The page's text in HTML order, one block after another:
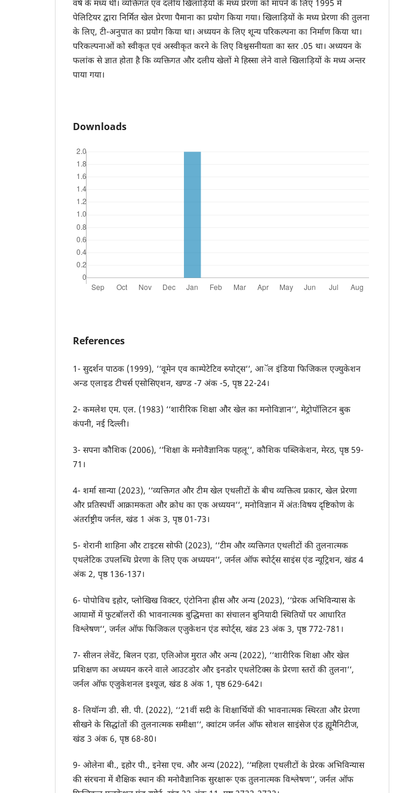
वर्ष के मध्य थी। व्यक्तिगत एवं दलीय खिलाड़ियों के मध्य प्रेरणा को मापने के लिए 1995 मे
पेलिटियर द्वारा निर्मित खेल प्रेरणा पैमाना का प्रयोग किया गया। खिलाड़ियों के मध्य प्रेरणा की तुलना
के लिए, टी-अनुपात का प्रयोग किया था। अध्ययन के लिए शून्य परिकल्पना का निर्माण किया था।
परिकल्पनाओं को स्वीकृत एवं अस्वीकृत करने के लिए विश्वसनीयता का स्तर .05 था। अध्ययन के
फलांक से ज्ञात होता है कि व्यक्तिगत और दलीय खेलों मे हिस्सा लेने वाले खिलाड़ियों के मध्य अन्तर
पाया गया।
Downloads
References
1- सुदर्शन पाठक (1999), ‘‘वूमेन एव काम्पेटेटिव स्र्पोट्स‘‘, आॅल इंडिया फिजिकल एज्युकेशन
अन्ड एलाइड टीचर्स एसोसिएशन, खण्ड -7 अंक -5, पृष्ठ 22-24।
2- कमलेश एम. एल. (1983) ‘‘शारीरिक शिक्षा और खेल का मनोविज्ञान‘‘, मेट्रोपॉलिटन बुक
कंपनी, नई दिल्ली।
3- सपना कौशिक (2006), ‘‘शिक्षा के मनोवैज्ञानिक पहलू‘‘, कौशिक पब्लिकेशन, मेरठ, पृष्ठ 59-
71।
4- शर्मा सान्या (2023), ‘‘व्यक्तिगत और टीम खेल एथलीटों के बीच व्यक्तित्व प्रकार, खेल प्रेरणा
और प्रतिस्पर्धी आक्रामकता और क्रोध का एक अध्ययन‘‘, मनोविज्ञान में अंतःविषय दृष्टिकोण के
अंतर्राष्ट्रीय जर्नल, खंड 1 अंक 3, पृष्ठ 01-73।
5- शेरानी शाहिना और टाइटस सोफी (2023), ‘‘टीम और व्यक्तिगत एथलीटों की तुलनात्मक
एथलेटिक उपलब्धि प्रेरणा के लिए एक अध्ययन‘‘, जर्नल ऑफ स्पोर्ट्स साइंस एंड न्यूट्रिशन, खंड 4
अंक 2, पृष्ठ 136-137।
6- पोपोविच इहोर, प्लोखिख विक्टर, एंटोनिना ह्रीस और अन्य (2023), ‘‘प्रेरक अभिविन्यास के
आयामों में फुटबॉलरों की भावनात्मक बुद्धिमत्ता का संचालन बुनियादी स्थितियों पर आधारित
विश्लेषण‘‘, जर्नल ऑफ फिजिकल एजुकेशन एंड स्पोर्ट्स, खंड 23 अंक 3, पृष्ठ 772-781।
7- सीलन लेवेंट, बिलन एडा, एलिओज मुरात और अन्य (2022), ‘‘शारीरिक शिक्षा और खेल
प्रशिक्षण का अध्ययन करने वाले आउटडोर और इनडोर एथलेटिक्स के प्रेरणा स्तरों की तुलना‘‘,
जर्नल ऑफ एजुकेशनल इश्यूज, खंड 8 अंक 1, पृष्ठ 629-642।
8- लियॉन्ग डी. सी. पी. (2022), ‘‘21वीं सदी के शिक्षार्थियों की भावनात्मक स्थिरता और प्रेरणा
सीखने के सिद्धांतों की तुलनात्मक समीक्षा‘‘, क्वांटम जर्नल ऑफ सोशल साइंसेज एंड ह्यूमैनिटीज,
खंड 3 अंक 6, पृष्ठ 68-80।
9- ओलेना बी., इहोर पी., इनेसा एच. और अन्य (2022), ‘‘महिला एथलीटों के प्रेरक अभिविन्यास
की संरचना में शैक्षिक स्थान की मनोवैज्ञानिक सुरक्षारू एक तुलनात्मक विश्लेषण‘‘, जर्नल ऑफ